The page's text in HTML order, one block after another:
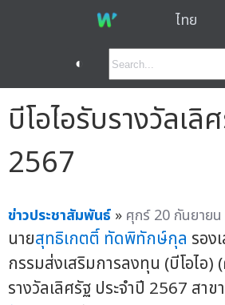
ไทย
◐
บีโอไอรับรางวัลเลิ
2567
ข่าวประชาสัมพันธ์ » ศุกร์ 20 กันยาย
นายสุทธิเกตติ์ ทัดพิทักษ์กุล รอง
กรรมส่งเสริมการลงทุน (บีโอไอ)
รางวัลเลิศรัฐ ประจำปี 2567 สา